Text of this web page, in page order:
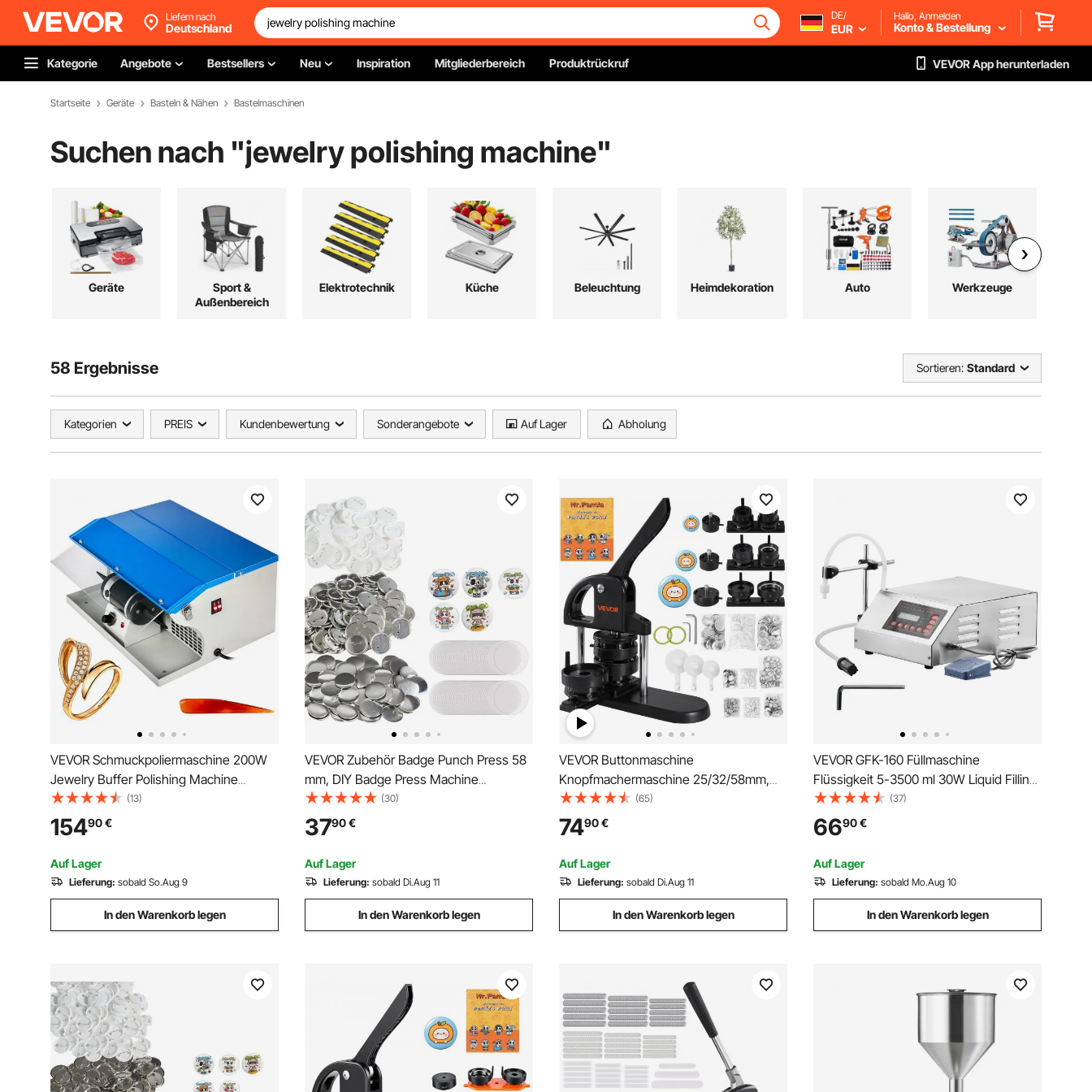
Liefern nach
Deutschland
DE/
EUR
Hallo, Anmelden
Konto & Bestellung
Kategorie Angebote Bestsellers Neu Inspiration Mitgliederbereich Produktrückruf VEVOR App herunterladen
Startseite Geräte Basteln & Nähen Bastelmaschinen
Suchen nach "jewelry polishing machine"
Geräte
Sport &
Außenbereich
Elektrotechnik Küche Beleuchtung Heimdekoration Auto Werkzeuge
58 Ergebnisse Sortieren: Standard
Kategorien PREIS Kundenbewertung Sonderangebote Auf Lager Abholung
VEVOR Schmuckpoliermaschine 200W
Jewelry Buffer Polishing Machine
Schmuckpolierpuffer Poliermaschine
Schmuckschleifer für die Herstellung
und Wartung von Schmuck
(13)
15490€
Auf Lager
Lieferung: sobald So.Aug 9
In den Warenkorb legen
VEVOR Zubehör Badge Punch Press 58
mm, DIY Badge Press Machine
Ersatzteile 500 Stk
Abzeichenpressmaschine, Metall +
Kunststoff / 250 + 250 Stk. mit
Metalldeckel (Maschine nicht im
Lieferumfang enthalten)
(30)
3790€
Auf Lager
Lieferung: sobald Di.Aug 11
In den Warenkorb legen
VEVOR Buttonmaschine
Knopfmachermaschine 25/32/58mm,
Badge Punch Press, Buttonpresse, DIY
Badge Press Machine Button Badge
Maker für Personalisiertes Abzeichen
inkl. Zauberbuch
(65)
7490€
Auf Lager
Lieferung: sobald Di.Aug 11
In den Warenkorb legen
VEVOR GFK-160 Füllmaschine
Flüssigkeit 5-3500 ml 30W Liquid Filling
Machine Abfüller
Flüssigkeitsabfüllmaschine
(37)
6690€
Auf Lager
Lieferung: sobald Mo.Aug 10
In den Warenkorb legen